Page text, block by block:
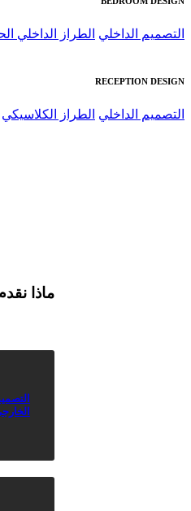
الطراز الداخلي الحديث
الطراز الكلاسيكي
ماذا نقدم